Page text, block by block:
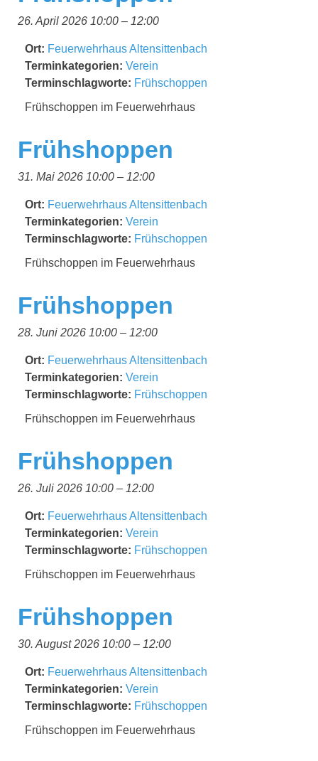
26. April 2026 10:00 – 12:00
Ort: Feuerwehrhaus Altensittenbach
Terminkategorien: Verein
Terminschlagworte: Frühschoppen
Frühschoppen im Feuerwehrhaus
Frühshoppen
31. Mai 2026 10:00 – 12:00
Ort: Feuerwehrhaus Altensittenbach
Terminkategorien: Verein
Terminschlagworte: Frühschoppen
Frühschoppen im Feuerwehrhaus
Frühshoppen
28. Juni 2026 10:00 – 12:00
Ort: Feuerwehrhaus Altensittenbach
Terminkategorien: Verein
Terminschlagworte: Frühschoppen
Frühschoppen im Feuerwehrhaus
Frühshoppen
26. Juli 2026 10:00 – 12:00
Ort: Feuerwehrhaus Altensittenbach
Terminkategorien: Verein
Terminschlagworte: Frühschoppen
Frühschoppen im Feuerwehrhaus
Frühshoppen
30. August 2026 10:00 – 12:00
Ort: Feuerwehrhaus Altensittenbach
Terminkategorien: Verein
Terminschlagworte: Frühschoppen
Frühschoppen im Feuerwehrhaus